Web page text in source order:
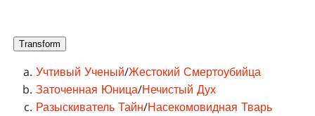
Transform
Учтивый Ученый/Жестокий Смертоубийца
Заточенная Юница/Нечистый Дух
Разыскиватель Тайн/Насекомовидная Тварь